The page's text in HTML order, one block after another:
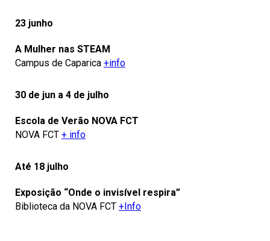
23 junho
A Mulher nas STEAM
Campus de Caparica +info
30 de jun a 4 de julho
Escola de Verão NOVA FCT
NOVA FCT + info
Até 18 julho
Exposição “Onde o invisível respira”
Biblioteca da NOVA FCT +Info